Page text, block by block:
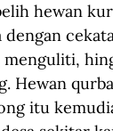
hewan
dengan
Hewan
itu